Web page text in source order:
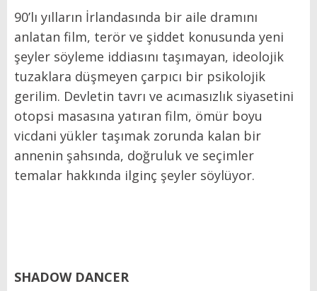
90’lı yılların İrlandasında bir aile dramını
anlatan film, terör ve şiddet konusunda yeni
şeyler söyleme iddiasını taşımayan, ideolojik
tuzaklara düşmeyen çarpıcı bir psikolojik
gerilim. Devletin tavrı ve acımasızlık siyasetini
otopsi masasına yatıran film, ömür boyu
vicdani yükler taşımak zorunda kalan bir
annenin şahsında, doğruluk ve seçimler
temalar hakkında ilginç şeyler söylüyor.
SHADOW DANCER